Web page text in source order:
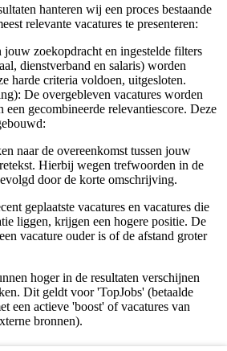
hanteren wij een proces bestaande
relevante vacatures te presenteren:
zoekopdracht en ingestelde filters
dienstverband en salaris) worden
harde criteria voldoen, uitgesloten.
De overgebleven vacatures worden
een gecombineerde relevantiescore. Deze
naar de overeenkomst tussen jouw
Hierbij wegen trefwoorden in de
door de korte omschrijving.
geplaatste vacatures en vacatures die
liggen, krijgen een hogere positie. De
vacature ouder is of de afstand groter
hoger in de resultaten verschijnen
Dit geldt voor 'TopJobs' (betaalde
een actieve 'boost' of vacatures van
bronnen).